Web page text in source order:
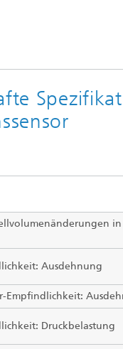
in
Ausdehnung
Empfindlichkeit:
Druckbelastung